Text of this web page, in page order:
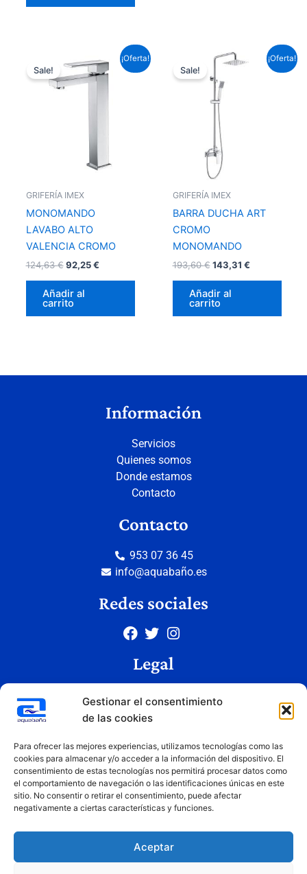
Gestionar el consentimiento
de las cookies
Para ofrecer las mejores experiencias, utilizamos tecnologías como las
cookies para almacenar y/o acceder a la información del dispositivo. El
consentimiento de estas tecnologías nos permitirá procesar datos como
el comportamiento de navegación o las identificaciones únicas en este
sitio. No consentir o retirar el consentimiento, puede afectar
negativamente a ciertas características y funciones.
Aceptar
¡Oferta!
Sale!
GRIFERÍA IMEX
MONOMANDO
LAVABO ALTO
VALENCIA CROMO
124,63€
precio
original
era:
92,25€
precio
actual
Añadir al
carrito
¡Oferta!
Sale!
GRIFERÍA IMEX
BARRA DUCHA ART
CROMO
MONOMANDO
193,60€
El
precio
original
era:
193,60 €.
143,31 €
precio
Añadir al
carrito
Información
Servicios
Quienes somos
Donde estamos
Contacto
Contacto
953 07 36 45
info@aquabaño.es
Redes sociales
Legal
Política de privacidad
Condiciones de uso
Copyright © 2026 Aquabaño | Todos los derechos reservados
Diseñado porInnovation Studio